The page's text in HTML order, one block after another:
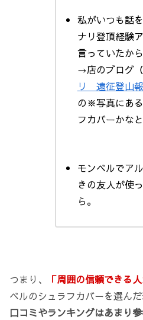
私がいつも話
ナリ登頂経験
言っていたから
→店のブログ（
リ 遠征登山
の※写真にあ
フカバーかな
モンベルでア
きの友人が使
ら。
つまり、 「周囲の信頼できる
ベルのシュラフカバーを選んだ
口コミやランキングはあまり